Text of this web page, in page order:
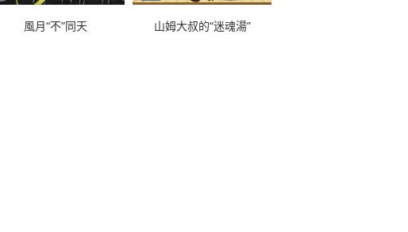
風月“不”同天 山姆大叔的“迷魂湯”